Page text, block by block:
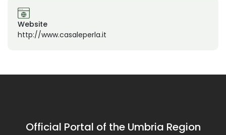
Website
http://www.casaleperla.it
Official Portal of the Umbria Region